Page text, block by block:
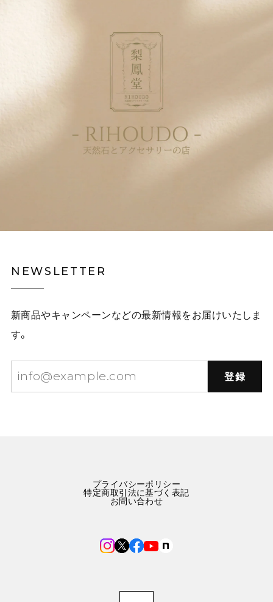
NEWSLETTER
新商品やキャンペーンなどの最新情報をお届けいたしま
す。
登録
プライバシーポリシー
特定商取引法に基づく表記
お問い合わせ